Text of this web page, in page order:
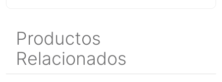
Productos
Relacionados